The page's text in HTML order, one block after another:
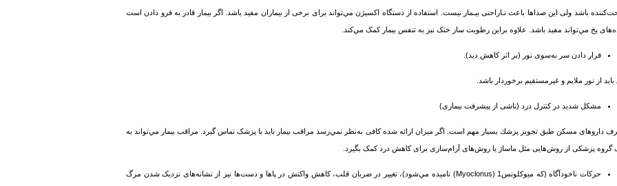
باشد ولی این صداها باعث نـاراحتی بیـمار نیست. استفاده از دستگاه اکسیژن مي‌تواند برای برخی از بیماران مفید باشد. اگر بیمار قادر به فرو دادن است
یخ مي‌تواند مفید باشد. علاوه براین رطوبت ساز خنک نیز به تنفس بیمار کمک مي‌کند.
قرار دادن سر به‌سوی نور (بر اثر کاهش دید).
باید از نور ملایم و غیرمستقیم برخوردار باشد.
مشکل شدید در کنترل درد (ناشی از پیشرفت بیماری)
داروهای مسکن طبق تجویز پزشك بسیار مهم است. اگر میزان ارائه شده کافی به‌نظر نمي‌رسد مراقب بیمار باید با پزشک تماس گیرد. مراقب بیمار مي‌تواند به
گروه پزشکی از روش‌هایی مثل ماساژ یا روش‌های آرام‌سازی برای کاهش درد کمک بگیرد.
حرکات ناخودآگاه (که میوکلونس1 (Myoclonus) نامیده مي‌شود)، تغییر در ضربان قلب، کاهش واکنش در پاها و دست‌ها نیز از نشانه‌های نزدیک شدن مرگ